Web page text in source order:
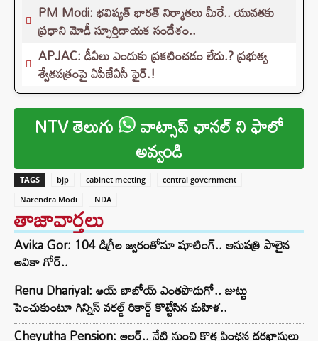
PM Modi: భవిష్యత్ భారత్ నిర్మాతలు మీరే.. యువతకు
ప్రధాని మోడీ స్ఫూర్తిదాయక సందేశం..
APJAC: డీఏలు ఎందుకు ప్రకటించడం లేదు.? ప్రభుత్వ
శ్వేతపత్రంపై ఏపీజేఏసీ ఫైర్.!
NTV తెలుగు వాట్సాప్ ఛానల్ ని ఫాలో
అవ్వండి
TAGS bjp cabinet meeting
central government
Narendra Modi
NDA
తాజావార్తలు
Avika Gor: 104 డిగ్రీల జ్వరంతోనూ షూటింగ్.. ఆసుపత్రి పాలైన
అవికా గోర్..
Renu Dhariyal: అయ్ బాబోయ్ ఎంతపొడుగో.. జుట్టు
పెంచుకుంటూ గిన్నిస్ వరల్డ్ రికార్డ్ కొట్టేసిన మహిళ..
Cheyutha Pension: అలర్ట్.. నేటి నుంచి కొత్త పింఛన్ల దరఖాస్తులు